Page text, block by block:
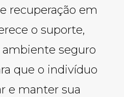
recuperação em
o suporte,
seguro
que o indivíduo
e manter sua